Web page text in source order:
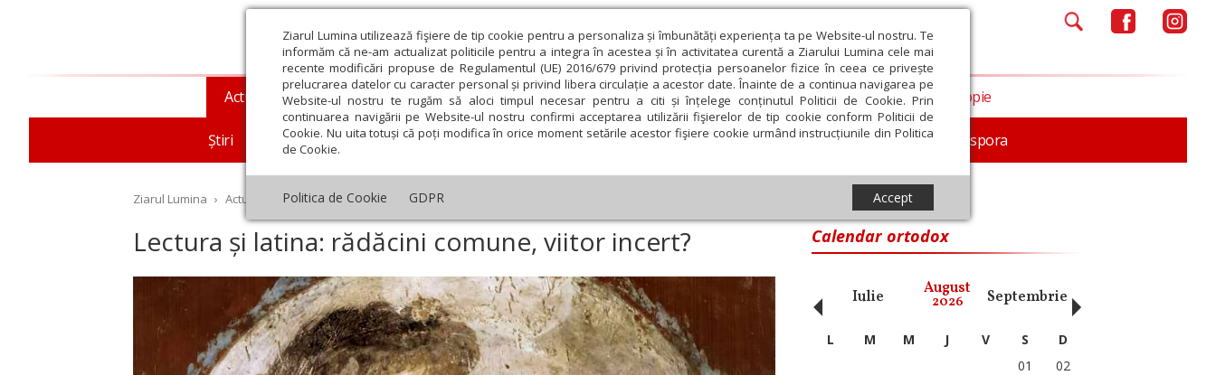
Ziarul Lumina utilizează fişiere de tip cookie pentru a personaliza și îmbunătăți experiența ta pe Website-ul nostru. Te
informăm că ne-am actualizat politicile pentru a integra în acestea și în activitatea curentă a Ziarului Lumina cele mai
recente modificări propuse de Regulamentul (UE) 2016/679 privind protecția persoanelor fizice în ceea ce privește
prelucrarea datelor cu caracter personal și privind libera circulație a acestor date. Înainte de a continua navigarea pe
Website-ul nostru te rugăm să aloci timpul necesar pentru a citi și înțelege conținutul Politicii de Cookie. Prin
continuarea navigării pe Website-ul nostru confirmi acceptarea utilizării fişierelor de tip cookie conform Politicii de
Cookie. Nu uita totuși că poți modifica în orice moment setările acestor fişiere cookie urmând instrucțiunile din Politica
de Cookie.
Politica de Cookie GDPR Accept
Actualitate religioasă
Știri Mesaje și cuvântări An omagial Comunicate de presă Documentar In memoriam Diaspora
Teologie și spiritualitate Educaţie și Cultură Societate Opinii Filantropie
Ziarul Lumina › Actualitate religioasă › Documentar › Lectura și latina: rădăcini comune, viitor incert?
Lectura și latina: rădăcini comune, viitor incert? Calendar ortodox
Noiembrie Decembrie Ianuarie Februarie Martie Aprilie Mai Iunie Iulie August
2026 Septembrie Octombrie
‹ L M M J V S
D
01
02